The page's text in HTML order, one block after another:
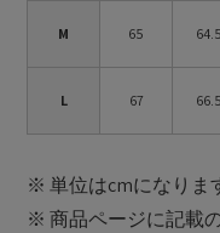
M 65 64.5
L 67 66.5
※ 単位はcmになりま
※ 商品ページに記載